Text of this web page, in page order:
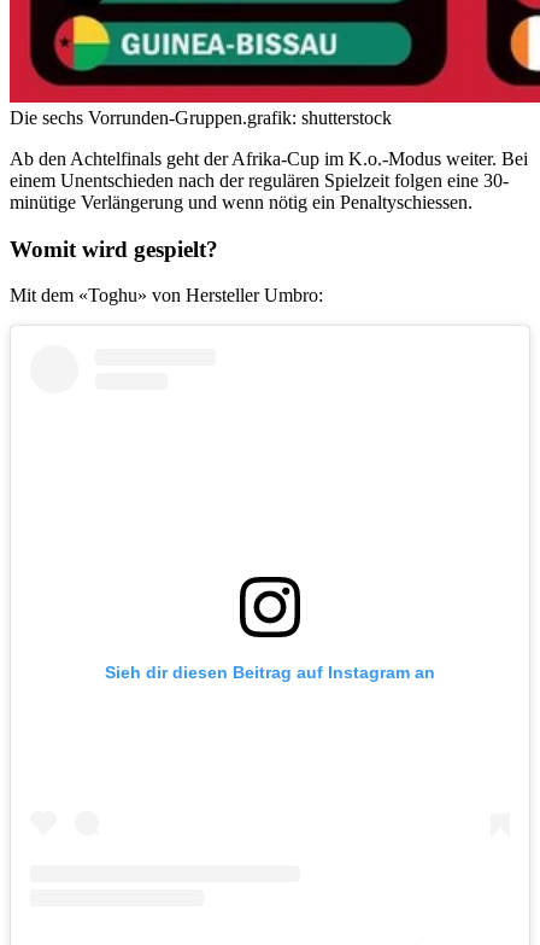
Die sechs Vorrunden-Gruppen.grafik: shutterstock
Ab den Achtelfinals geht der Afrika-Cup im K.o.-Modus weiter. Bei
einem Unentschieden nach der regulären Spielzeit folgen eine 30-
minütige Verlängerung und wenn nötig ein Penaltyschiessen.
Womit wird gespielt?
Mit dem «Toghu» von Hersteller Umbro:
Sieh dir diesen Beitrag auf Instagram an